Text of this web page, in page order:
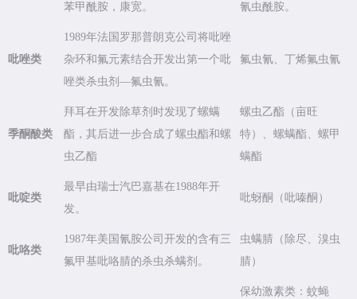
苯甲酰胺，康宽。
氰虫酰胺。
吡唑类
1989年法国罗那普朗克公司将吡唑
杂环和氟元素结合开发出第一个吡
唑类杀虫剂—氟虫氰。
氟虫氰、丁烯氟虫氰
季酮酸类
拜耳在开发除草剂时发现了螺螨
酯，其后进一步合成了螺虫酯和螺
虫乙酯
螺虫乙酯（亩旺
特）、螺螨酯、螺甲
螨酯
吡啶类
最早由瑞士汽巴嘉基在1988年开
发。
吡蚜酮（吡嗪酮）
吡咯类
1987年美国氰胺公司开发的含有三
氟甲基吡咯腈的杀虫杀螨剂。
虫螨腈（除尽、溴虫
腈）
保幼激素类：蚊蝇